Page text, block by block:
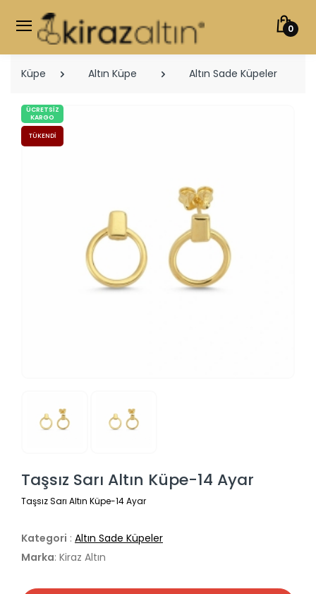
0
Küpe Altın Küpe Altın Sade Küpeler
ÜCRETSIZ
KARGO
TÜKENDI
Taşsız Sarı Altın Küpe-14 Ayar
Taşsız Sarı Altın Küpe-14 Ayar
Kategori : Altın Sade Küpeler
Marka: Kiraz Altın